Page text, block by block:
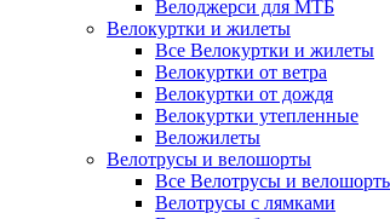
Велоджерси для МТБ
Велокуртки и жилеты
Все Велокуртки и жилеты
Велокуртки от ветра
Велокуртки от дождя
Велокуртки утепленные
Веложилеты
Велотрусы и велошорты
Все Велотрусы и
Велотрусы с лямками